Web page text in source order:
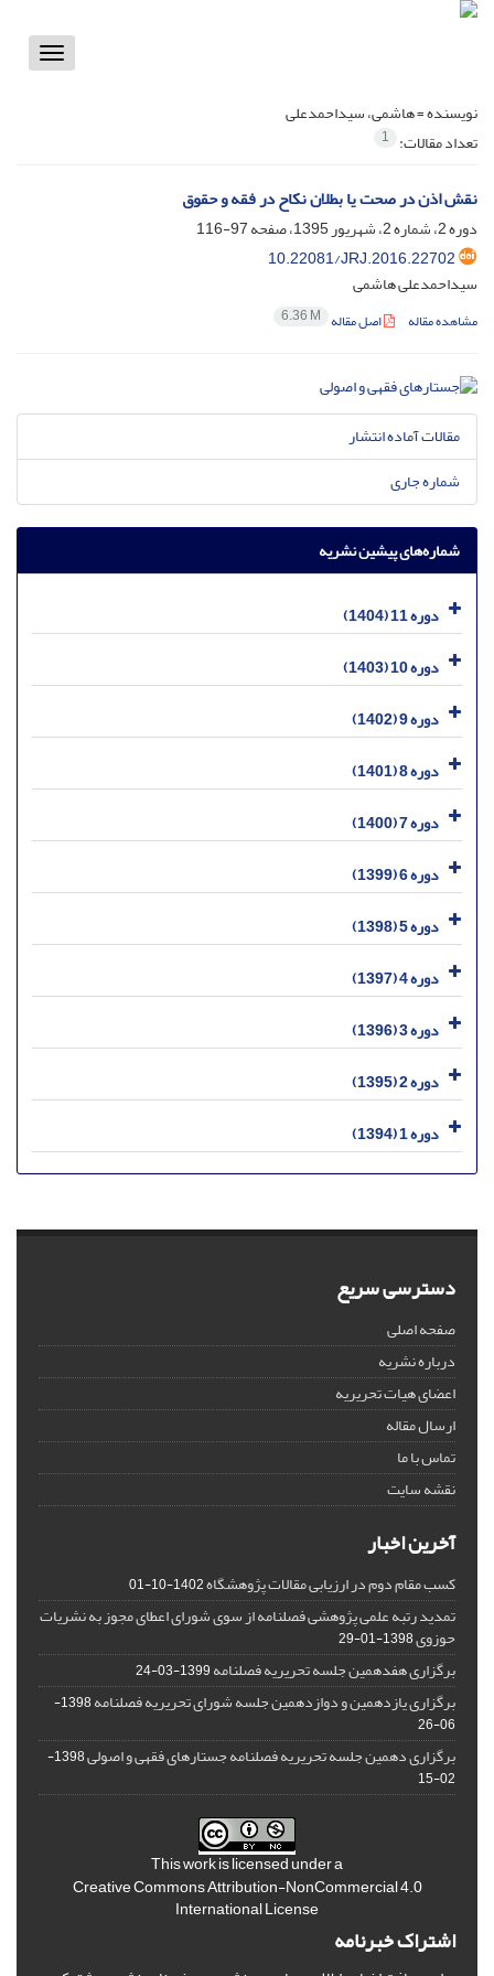
Toggle
نویسنده =هاشمی، سیداحمدعلی
تعداد مقالات: 1
نقش اذن در صحت یا بطلان نکاح در فقه و حقوق
دوره 2، شماره 2، شهریور 1395، صفحه
97-116
10.22081/JRJ.2016.22702
سیداحمدعلی هاشمی
مشاهده مقاله اصل مقاله 6.36 M
مقالات آماده انتشار
شماره جاری
شماره‌های پیشین نشریه
دوره 11 (1404)
دوره 10 (1403)
دوره 9 (1402)
دوره 8 (1401)
دوره 7 (1400)
دوره 6 (1399)
دوره 5 (1398)
دوره 4 (1397)
دوره 3 (1396)
دوره 2 (1395)
دوره 1 (1394)
دسترسی سریع
صفحه اصلی
درباره نشریه
اعضای هیات تحریریه
ارسال مقاله
تماس با ما
نقشه سایت
آخرین اخبار
کسب مقام دوم در ارزیابی مقالات پژوهشگاه1402-10-01
تمدید رتبه علمی پژوهشی فصلنامه از سوی شورای اعطای مجوز به نشریات
حوزوی1398-01-29
برگزاری هفدهمین جلسه تحریریه فصلنامه1399-03-24
برگزاری یازدهمین و دوازدهمین جلسه شورای تحریریه فصلنامه
1398-
06-26
برگزاری دهمین جلسه تحریریه فصلنامه جستارهای فقهی و اصولی
1398-
02-15
This work is licensed under a
Creative Commons Attribution-NonCommercial 4.0
International License
اشتراک خبرنامه